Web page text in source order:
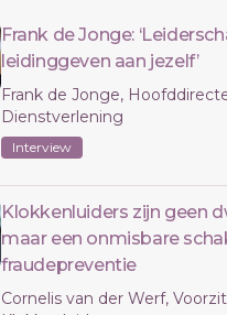
Frank de Jonge:
leidinggeven aan jezelf’
Frank de Jonge,
Dienstverlening
Interview
Klokkenluiders zijn geen
maar een onmisbare
fraudepreventie
Cornelis van der Werf,